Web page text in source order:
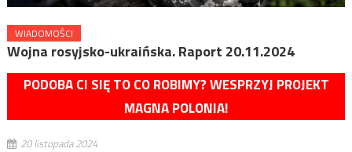
WIADOMOŚCI
Wojna rosyjsko-ukraińska. Raport 20.11.2024
PODOBA CI SIĘ TO CO ROBIMY? WESPRZYJ PROJEKT
MAGNA POLONIA!
20 listopada 2024